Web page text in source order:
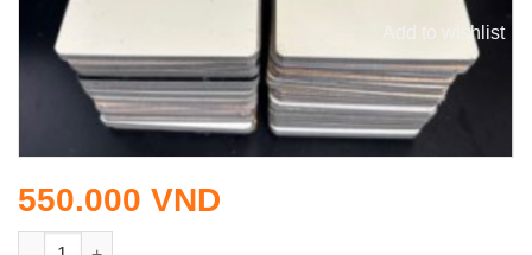
Add to wishlist
550.000 VND
FG1008 số lượng